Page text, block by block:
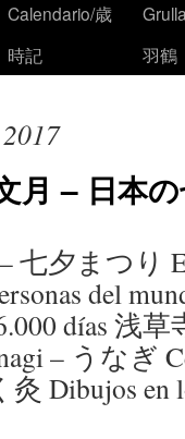
Calendario/歳
時記
羽鶴
月 – 日本
七夕まつり
del
días 浅
– うなぎ
Dibujos en